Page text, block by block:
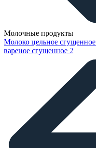
Молочные продукты
Молоко цельное сгущенное
вареное сгущенное 2